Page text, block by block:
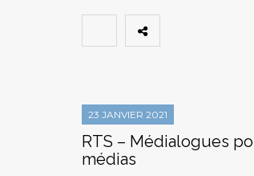
23 JANVIER 2021
RTS – Médialogues
médias